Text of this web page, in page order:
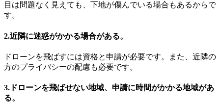
目は問題なく見えても、下地が傷んでいる場合もあるからで
す。
2.近隣に迷惑がかかる場合がある。
ドローンを飛ばすには資格と申請が必要です。また、近隣の
方のプライバシーの配慮も必要です。
3.ドローンを飛ばせない地域、申請に時間がかかる地域があ
る。